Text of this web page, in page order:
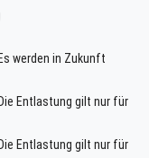
werden in Zukunft
Entlastung gilt nur für
Entlastung gilt nur für